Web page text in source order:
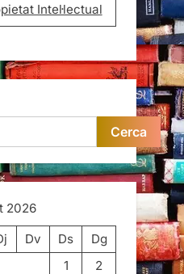
Intel·lectual
Cerca
2026
Dv Ds
Dg
1
2